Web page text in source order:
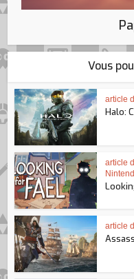
Vous
article
Halo:
article
article